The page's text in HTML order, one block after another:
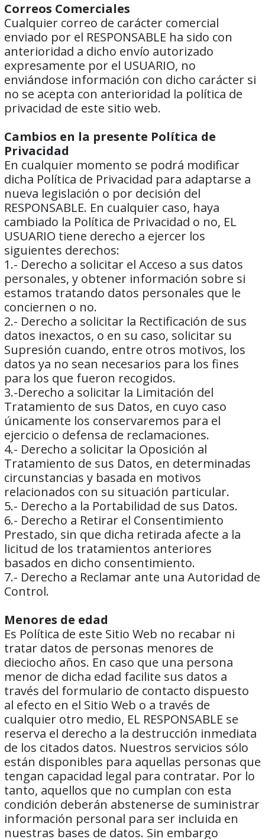
Correos Comerciales
Cualquier correo de carácter comercial
enviado por el RESPONSABLE ha sido con
anterioridad a dicho envío autorizado
expresamente por el USUARIO, no
enviándose información con dicho carácter si
no se acepta con anterioridad la política de
privacidad de este sitio web.
Cambios en la presente Política de
Privacidad
En cualquier momento se podrá modificar
dicha Política de Privacidad para adaptarse a
nueva legislación o por decisión del
RESPONSABLE. En cualquier caso, haya
cambiado la Política de Privacidad o no, EL
USUARIO tiene derecho a ejercer los
siguientes derechos:
1.- Derecho a solicitar el Acceso a sus datos
personales, y obtener información sobre si
estamos tratando datos personales que le
conciernen o no.
2.- Derecho a solicitar la Rectificación de sus
datos inexactos, o en su caso, solicitar su
Supresión cuando, entre otros motivos, los
datos ya no sean necesarios para los fines
para los que fueron recogidos.
3.-Derecho a solicitar la Limitación del
Tratamiento de sus Datos, en cuyo caso
únicamente los conservaremos para el
ejercicio o defensa de reclamaciones.
4.- Derecho a solicitar la Oposición al
Tratamiento de sus Datos, en determinadas
circunstancias y basada en motivos
relacionados con su situación particular.
5.- Derecho a la Portabilidad de sus Datos.
6.- Derecho a Retirar el Consentimiento
Prestado, sin que dicha retirada afecte a la
licitud de los tratamientos anteriores
basados en dicho consentimiento.
7.- Derecho a Reclamar ante una Autoridad de
Control.
Menores de edad
Es Política de este Sitio Web no recabar ni
tratar datos de personas menores de
dieciocho años. En caso que una persona
menor de dicha edad facilite sus datos a
través del formulario de contacto dispuesto
al efecto en el Sitio Web o a través de
cualquier otro medio, EL RESPONSABLE se
reserva el derecho a la destrucción inmediata
de los citados datos. Nuestros servicios sólo
están disponibles para aquellas personas que
tengan capacidad legal para contratar. Por lo
tanto, aquellos que no cumplan con esta
condición deberán abstenerse de suministrar
información personal para ser incluida en
nuestras bases de datos. Sin embargo